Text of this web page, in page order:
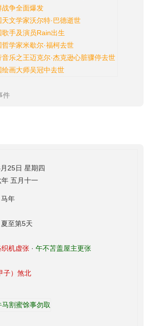
战争全面爆发
天文学家沃尔特·巴德逝世
歌手及演员Rain出生
学家米歇尔·福柯去世
音乐之王迈克尔·杰克逊心脏骤停去世
绘画大师吴冠中去世
件
25日 星期四
年 五月十一
年
至第5天
织机虚张 · 午不苫盖屋主更张
子）煞北
马割蜜馀事勿取